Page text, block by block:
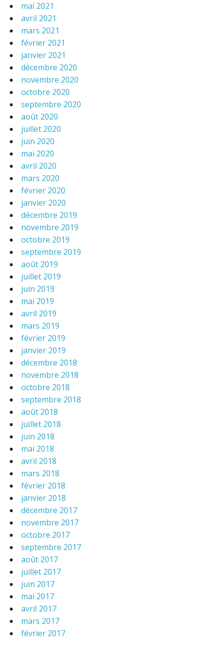
mai 2021
avril 2021
mars 2021
février 2021
janvier 2021
décembre 2020
novembre 2020
octobre 2020
septembre 2020
août 2020
juillet 2020
juin 2020
mai 2020
avril 2020
mars 2020
février 2020
janvier 2020
décembre 2019
novembre 2019
octobre 2019
septembre 2019
août 2019
juillet 2019
juin 2019
mai 2019
avril 2019
mars 2019
février 2019
janvier 2019
décembre 2018
novembre 2018
octobre 2018
septembre 2018
août 2018
juillet 2018
juin 2018
mai 2018
avril 2018
mars 2018
février 2018
janvier 2018
décembre 2017
novembre 2017
octobre 2017
septembre 2017
août 2017
juillet 2017
juin 2017
mai 2017
avril 2017
mars 2017
février 2017